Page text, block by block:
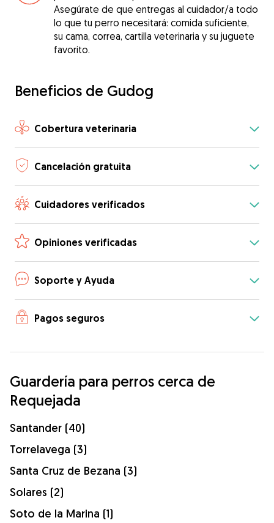
Asegúrate de que entregas al cuidador/a todo
lo que tu perro necesitará: comida suficiente,
su cama, correa, cartilla veterinaria y su juguete
favorito.
Beneficios de Gudog
Cobertura veterinaria
Cancelación gratuita
Cuidadores verificados
Opiniones verificadas
Soporte y Ayuda
Pagos seguros
Guardería para perros cerca de
Requejada
Santander (40)
Torrelavega (3)
Santa Cruz de Bezana (3)
Solares (2)
Soto de la Marina (1)